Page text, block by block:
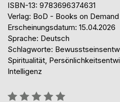
ISBN-13: 9783696374631
Verlag: BoD - Books on Demand
Erscheinungsdatum: 15.04.2026
Sprache: Deutsch
Schlagworte:
Spiritualität,
Intelligenz
Bewertung::